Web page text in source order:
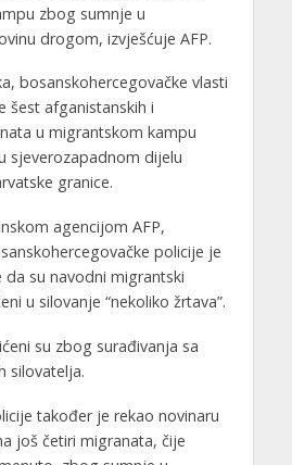
zbog sumnje u
drogom, izvješćuje AFP.
bosanskohercegovačke vlasti
šest afganistanskih i
u migrantskom kampu
sjeverozapadnom dijelu
granice.
agencijom AFP,
policije je
su navodni migrantski
u silovanje “nekoliko žrtava”.
su zbog surađivanja sa
silovatelja.
također je rekao novinaru
još četiri migranata, čije